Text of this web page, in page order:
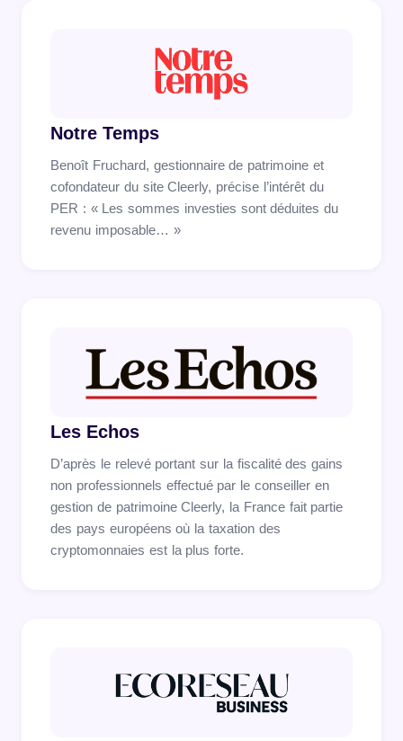
Notre Temps
Benoît Fruchard, gestionnaire de patrimoine et
cofondateur du site Cleerly, précise l’intérêt du
PER : « Les sommes investies sont déduites du
revenu imposable… »
Les Echos
D’après le relevé portant sur la fiscalité des gains
non professionnels effectué par le conseiller en
gestion de patrimoine Cleerly, la France fait partie
des pays européens où la taxation des
cryptomonnaies est la plus forte.